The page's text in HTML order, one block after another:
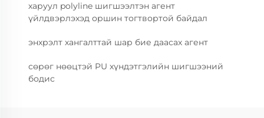
харуул polyline шигшээлтэн агент
үйлдвэрлэхэд оршин тогтвортой байдал
энхрэлт хангалттай шар бие даасах агент
сөрөг нөөцтэй PU хүндэтгэлийн шигшээний
бодис